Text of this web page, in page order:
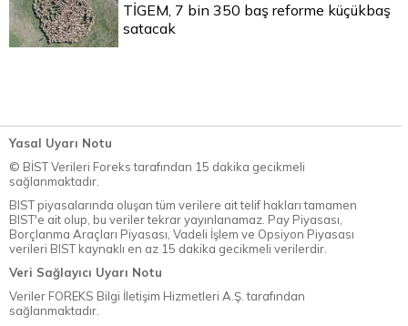
TİGEM, 7 bin 350 baş reforme küçükbaş
satacak
Yasal Uyarı Notu
© BİST Verileri Foreks tarafından 15 dakika gecikmeli
sağlanmaktadır.
BIST piyasalarında oluşan tüm verilere ait telif hakları tamamen
BIST'e ait olup, bu veriler tekrar yayınlanamaz. Pay Piyasası,
Borçlanma Araçları Piyasası, Vadeli İşlem ve Opsiyon Piyasası
verileri BIST kaynaklı en az 15 dakika gecikmeli verilerdir.
Veri Sağlayıcı Uyarı Notu
Veriler FOREKS Bilgi İletişim Hizmetleri A.Ş. tarafından
sağlanmaktadır.